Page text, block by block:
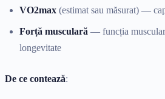
VO2max (estimat sau măsurat) —
Forță musculară — funcția
longevitate
De ce contează: